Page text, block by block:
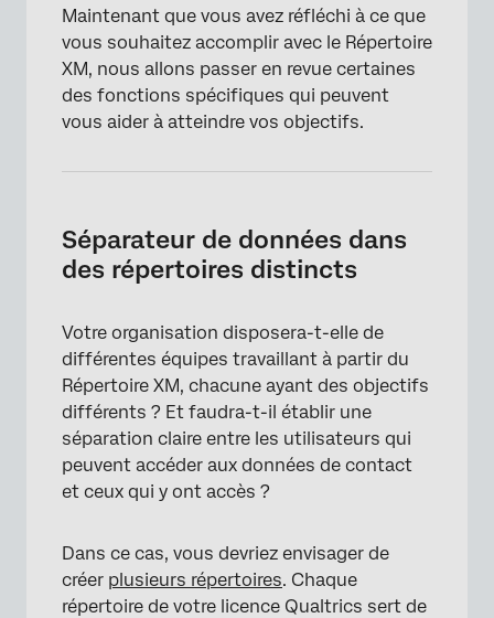
Configuration des utilisateurs et
autorisations
Hygiène des données
Remplir les répertoires avec des contacts et
Maintenant que vous avez réfléchi à ce que
vous souhaitez accomplir avec le Répertoire
XM, nous allons passer en revue certaines
des fonctions spécifiques qui peuvent
vous aider à atteindre vos objectifs.
Séparateur de données dans
des répertoires distincts
Votre organisation disposera-t-elle de
différentes équipes travaillant à partir du
Répertoire XM, chacune ayant des objectifs
différents ? Et faudra-t-il établir une
séparation claire entre les utilisateurs qui
peuvent accéder aux données de contact
et ceux qui y ont accès ?
Dans ce cas, vous devriez envisager de
créer plusieurs répertoires. Chaque
répertoire de votre licence Qualtrics sert de